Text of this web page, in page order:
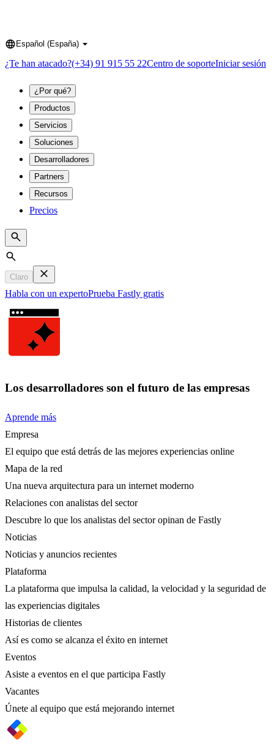
Language
Español (España)
¿Te han atacado?(+34) 91 915 55 22Centro de soporteIniciar sesión
¿Por qué?
Productos
Servicios
Soluciones
Desarrolladores
Partners
Recursos
Precios
Search
Claro
Habla con un expertoPrueba Fastly gratis
Los desarrolladores son el futuro de las empresas
Aprende más
Empresa
El equipo que está detrás de las mejores experiencias online
Mapa de la red
Una nueva arquitectura para un internet moderno
Relaciones con analistas del sector
Descubre lo que los analistas del sector opinan de Fastly
Noticias
Noticias y anuncios recientes
Plataforma
La plataforma que impulsa la calidad, la velocidad y la seguridad de
las experiencias digitales
Historias de clientes
Así es como se alcanza el éxito en internet
Eventos
Asiste a eventos en el que participa Fastly
Vacantes
Únete al equipo que está mejorando internet